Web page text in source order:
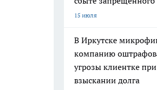
15 июля
В Иркутске
компанию
угрозы клиентке при
взыскании долга